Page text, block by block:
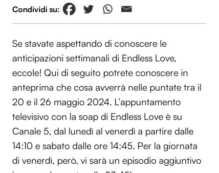
Se stavate aspettando di conoscere le
anticipazioni settimanali di Endless Love,
eccole! Qui di seguito potrete conoscere in
anteprima che cosa avverrà nelle puntate tra il
20 e il 26 maggio 2024. L’appuntamento
televisivo con la soap di Endless Love è su
Canale 5, dal lunedì al venerdì a partire dalle
14:10 e sabato dalle ore 14:45. Per la giornata
di venerdì, però, vi sarà un episodio aggiuntivo